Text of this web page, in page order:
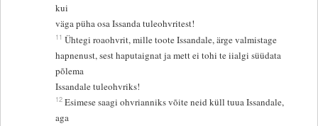
kui
väga püha osa Issanda tuleohvritest!
11 Ühtegi roaohvrit, mille toote Issandale, ärge valmistage
hapnenust, sest haputaignat ja mett ei tohi te iialgi süüdata
põlema
Issandale tuleohvriks!
12 Esimese saagi ohvrianniks võite neid küll tuua Issandale,
aga